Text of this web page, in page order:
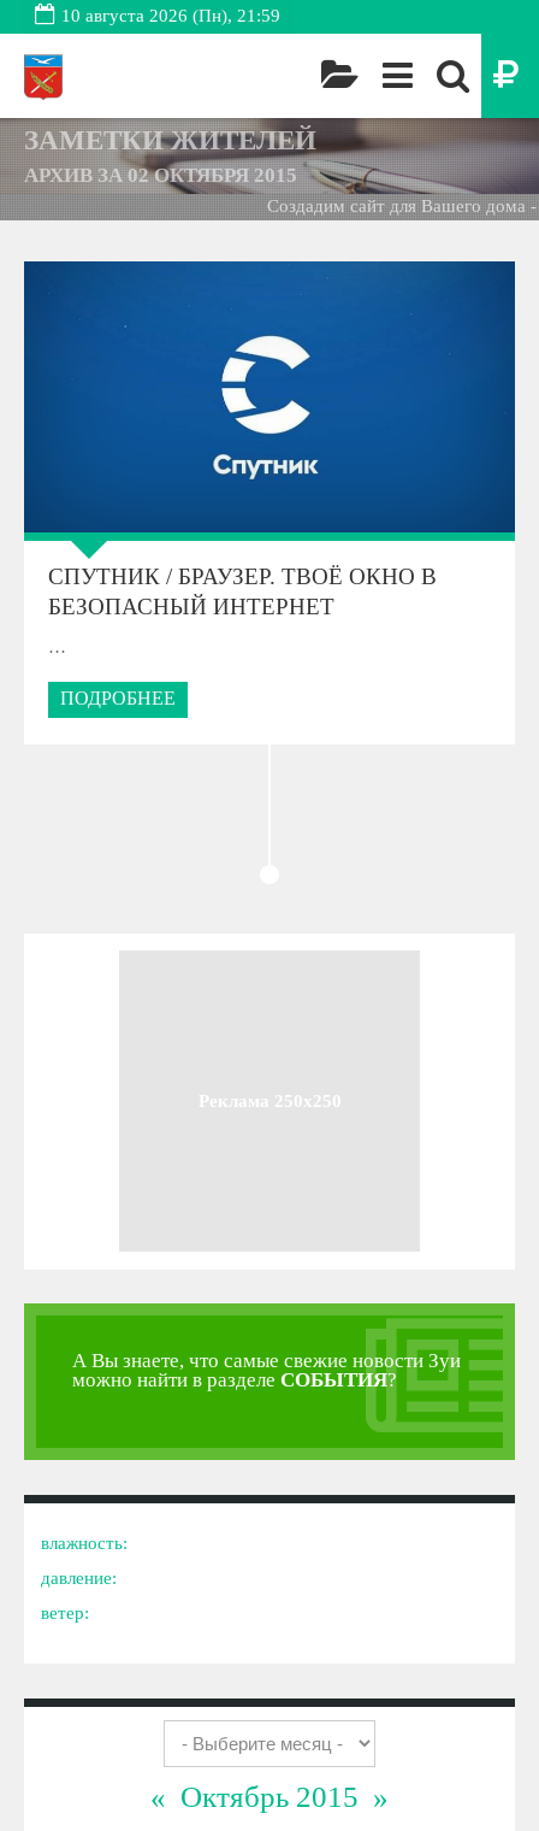
10 августа 2026 (Пн), 21:59
ЗАМЕТКИ ЖИТЕЛЕЙ
АРХИВ ЗА 02 ОКТЯБРЯ 2015
Создадим сайт для Вашего дома -
СПУТНИК / БРАУЗЕР. ТВОЁ ОКНО В
БЕЗОПАСНЫЙ ИНТЕРНЕТ
…
ПОДРОБНЕЕ
Реклама 250x250
А Вы знаете, что самые свежие новости Зуи
можно найти в разделе СОБЫТИЯ?
влажность:
давление:
ветер:
« Октябрь 2015 »